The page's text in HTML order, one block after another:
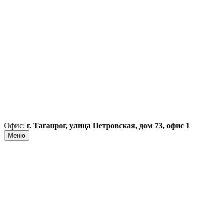
Офис: г. Таганрог, улица Петровская, дом 73, офис 1
Меню